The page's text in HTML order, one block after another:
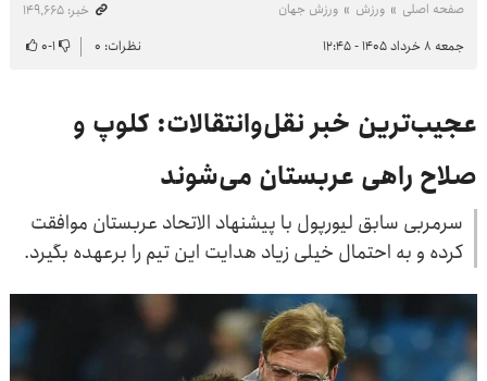
صفحه اصلی ورزش ورزش جهان
خبر: ۱۴۹٬۶۶۵
جمعه ۸ خرداد ۱۴۰۵ - ۱۲:۴۵
نظرات: ۰ ۱-۰
عجیب‌ترین خبر نقل‌وانتقالات: کلوپ و
صلاح راهی عربستان می‌شوند
سرمربی سابق لیورپول با پیشنهاد الاتحاد عربستان موافقت
کرده و به احتمال خیلی زیاد هدایت این تیم را برعهده بگیرد.